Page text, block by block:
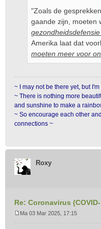
"Zoals de
gaande zijn, moeten
Amerika laat dat
moeten meer voor
~ I may not be there yet, but
~ There is nothing more
and sunshine to make a
~ So encourage each other
connections ~
Roxy
Re: Coronavirus
Ma 03 Mar 2025, 17:15